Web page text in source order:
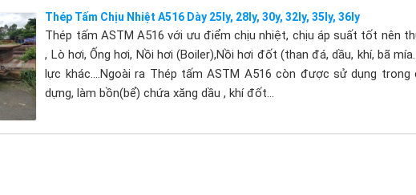
Thép Tấm Chịu Nhiệt A516 Dày 25ly, 28ly, 30y, 32ly, 35ly, 36ly
Thép tấm ASTM A516 với ưu điểm chịu nhiệt, chịu áp suất tốt nên
, Lò hơi, Ống hơi, Nồi hơi (Boiler),Nồi hơi đốt (than đá, dầu, khí, bã
lực khác….Ngoài ra Thép tấm ASTM A516 còn được sử dụng
dựng, làm bồn(bể) chứa xăng dầu , khí đốt…